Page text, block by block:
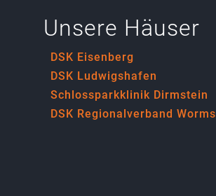
Unsere Häuser
DSK Eisenberg
DSK Ludwigshafen
Schlossparkklinik Dirmstein
DSK Regionalverband Worms